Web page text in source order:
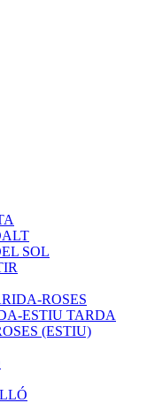
SOL
ROSES
ESTIU TARDA
(ESTIU)